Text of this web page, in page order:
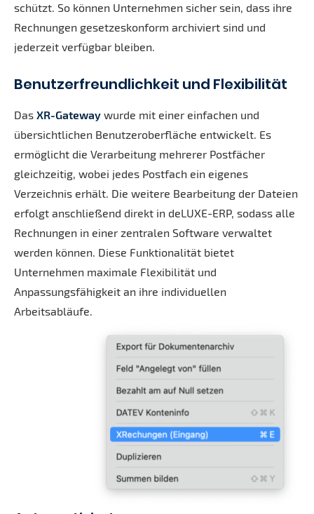
schützt. So können Unternehmen sicher sein, dass ihre
Rechnungen gesetzeskonform archiviert sind und
jederzeit verfügbar bleiben.
Benutzerfreundlichkeit und Flexibilität
Das XR-Gateway wurde mit einer einfachen und
übersichtlichen Benutzeroberfläche entwickelt. Es
ermöglicht die Verarbeitung mehrerer Postfächer
gleichzeitig, wobei jedes Postfach ein eigenes
Verzeichnis erhält. Die weitere Bearbeitung der Dateien
erfolgt anschließend direkt in deLUXE-ERP, sodass alle
Rechnungen in einer zentralen Software verwaltet
werden können. Diese Funktionalität bietet
Unternehmen maximale Flexibilität und
Anpassungsfähigkeit an ihre individuellen
Arbeitsabläufe.